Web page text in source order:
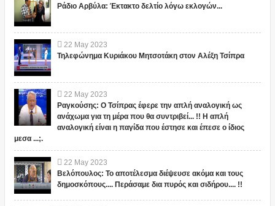
Ράδιο Αρβύλα: Έκτακτο δελτίο λόγω εκλογών...
22 May 2023
Τηλεφώνημα Κυριάκου Μητσοτάκη στον Αλέξη Τσίπρα
22 May 2023
Ραγκούσης: Ο Τσίπρας έφερε την απλή αναλογική ως
ανάχωμα για τη μέρα που θα συντριβεί... !! Η απλή
αναλογική είναι η παγίδα που έστησε και έπεσε ο ίδιος
μεσα ...;.
22 May 2023
Βελόπουλος: Το αποτέλεσμα διέψευσε ακόμα και τους
δημοσκόπους.... Περάσαμε δια πυρός και σιδήρου.... !!